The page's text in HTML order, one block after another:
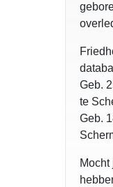
Geb.
te
Geb.